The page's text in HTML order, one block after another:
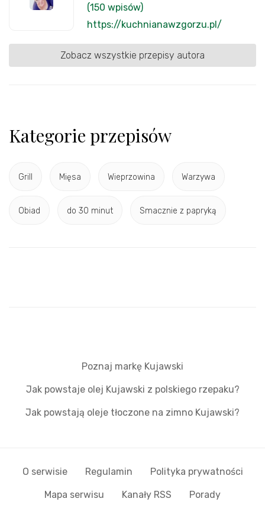
(150 wpisów)
https://kuchnianawzgorzu.pl/
Zobacz wszystkie przepisy autora
Kategorie przepisów
Grill Mięsa Wieprzowina Warzywa
Obiad do 30 minut Smacznie z papryką
Poznaj markę Kujawski
Jak powstaje olej Kujawski z polskiego rzepaku?
Jak powstają oleje tłoczone na zimno Kujawski?
O serwisie Regulamin Polityka prywatności
Mapa serwisu Kanały RSS Porady